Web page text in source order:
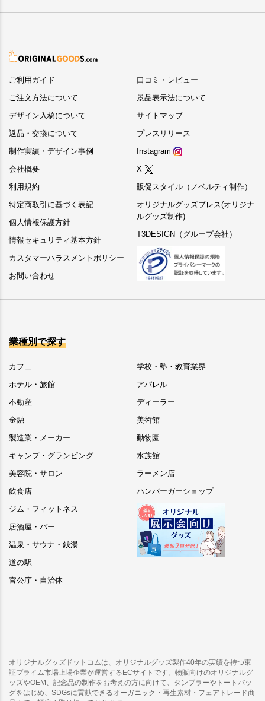
ご利用ガイド
ご注文方法について
デザイン入稿について
返品・交換について
制作実績・デザイン事例
会社概要
利用規約
特定商取引に基づく表記
個人情報保護方針
情報セキュリティ基本方針
カスタマーハラスメントポリシー
お問い合わせ
口コミ・レビュー
景品表示法について
サイトマップ
プレスリリース
Instagram
X
販促スタイル（ノベルティ制作）
オリジナルグッズプレス(オリジナ
ルグッズ制作)
T3DESIGN（グループ会社）
業種別で探す
カフェ
ホテル・旅館
不動産
金融
製造業・メーカー
キャンプ・グランピング
美容院・サロン
飲食店
ジム・フィットネス
居酒屋・バー
温泉・サウナ・銭湯
道の駅
官公庁・自治体
学校・塾・教育業界
アパレル
ディーラー
美術館
動物園
水族館
ラーメン店
ハンバーガーショップ
オリジナルグッズドットコムは、オリジナルグッズ製作40年の実績を持つ東
証プライム市場上場企業が運営するECサイトです。物販向けのオリジナルグ
ッズやOEM、記念品の制作をお考えの方に向けて、タンブラーやトートバッ
グをはじめ、SDGsに貢献できるオーガニック・再生素材・フェアトレード商